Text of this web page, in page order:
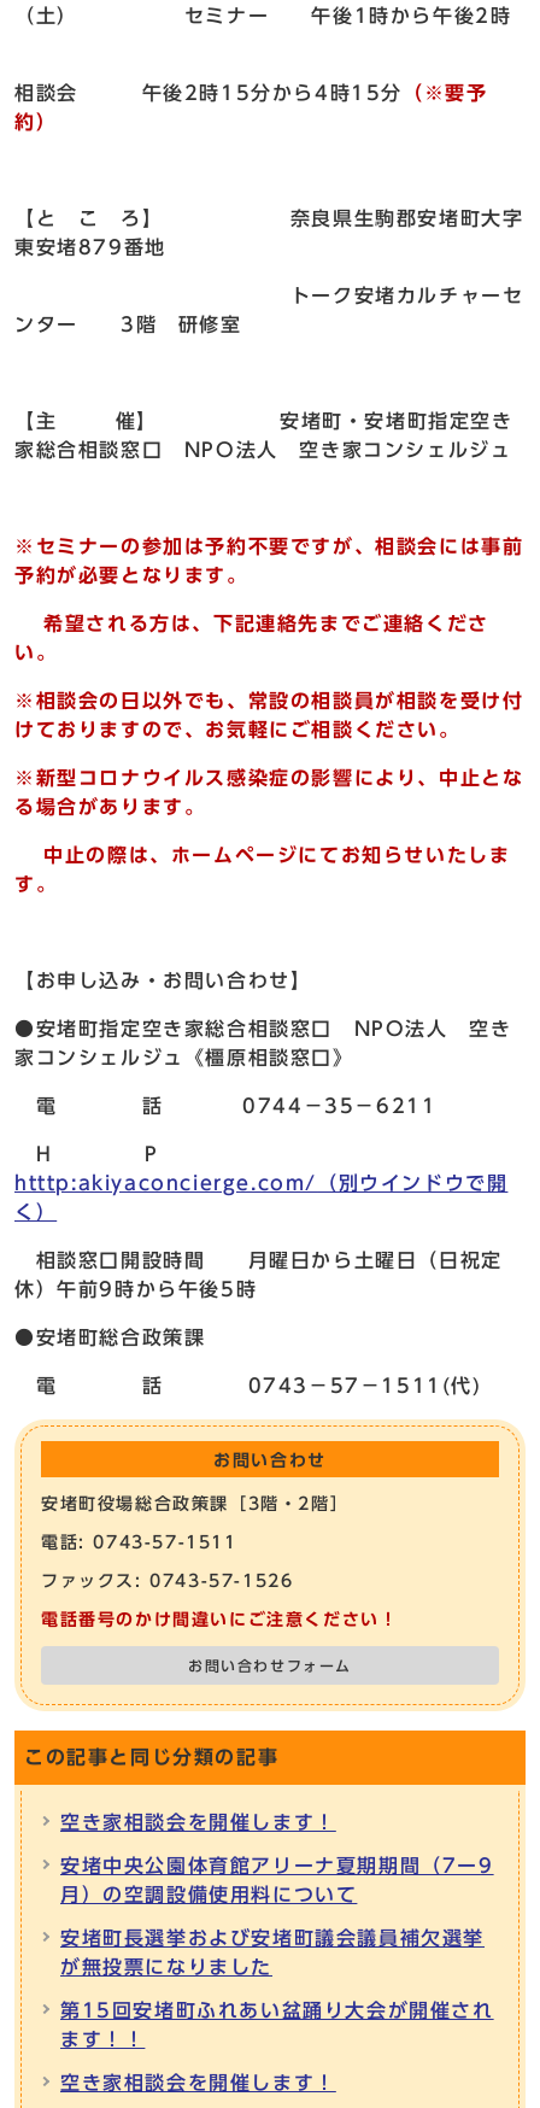
（土） セミナー 午後1時から午後2時
相談会 午後2時15分から4時15分
（※要予
約）
【と こ ろ】 奈良県生駒郡安堵町大字
東安堵879番地
トーク安堵カルチャーセ
ンター 3階 研修室
【主 催】 安堵町・安堵町指定空き
家総合相談窓口 NPO法人 空き家コンシェルジュ
※セミナーの参加は予約不要ですが、相談会には事前
予約が必要となります。
希望される方は、下記連絡先までご連絡くださ
い。
※相談会の日以外でも、常設の相談員が相談を受け付
けておりますので、お気軽にご相談ください。
※新型コロナウイルス感染症の影響により、中止とな
る場合があります。
中止の際は、ホームページにてお知らせいたしま
す。
【お申し込み・お問い合わせ】
●安堵町指定空き家総合相談窓口 NPO法人 空き
家コンシェルジュ《橿原相談窓口》
電 話 0744－35－6211
H P
htttp:akiyaconcierge.com/
（別ウインドウで開
く）
相談窓口開設時間 月曜日から土曜日（日祝定
休）午前9時から午後5時
●安堵町総合政策課
電 話 0743－57－1511(代)
お問い合わせ
安堵町役場総合政策課［3階・2階］
電話: 0743-57-1511
ファックス: 0743-57-1526
電話番号のかけ間違いにご注意ください！
お問い合わせフォーム
この記事と同じ分類の記事
空き家相談会を開催します！
安堵中央公園体育館アリーナ夏期期間（7ー9
月）の空調設備使用料について
安堵町長選挙および安堵町議会議員補欠選挙
が無投票になりました
第15回安堵町ふれあい盆踊り大会が開催され
ます！！
空き家相談会を開催します！